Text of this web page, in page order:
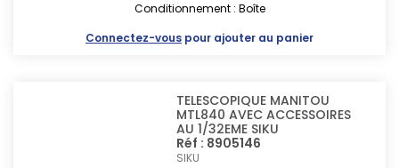
Conditionnement : Boîte
Connectez-vous pour ajouter au panier
TELESCOPIQUE MANITOU
MTL840 AVEC ACCESSOIRES
AU 1/32EME SIKU
Réf : 8905146
SIKU